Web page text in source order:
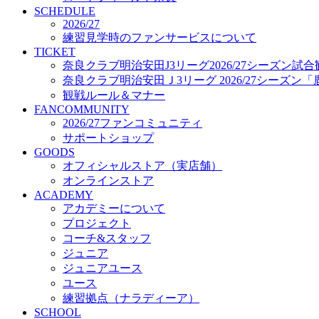
プロジェクト
コーチ&スタッフ
ジュニア
ジュニアユース
ユース
練習拠点（ナラディーア）
SCHOOL
CLUB
2026/27 パートナー企業
パートナー募集
クラブ理念
クラブ情報
サステナビリティ
Web制作支援
応援プロジェクト
SCHEDULE
2026/27
練習見学時のファンサービスについて
TICKET
奈良クラブ明治安田J3リーグ2026/27シーズン試合
奈良クラブ明治安田Ｊ3リーグ 2026/27シーズン「
観戦ルール＆マナー
FANCOMMUNITY
2026/27ファンコミュニティ
サポートショップ
GOODS
オフィシャルストア（実店舗）
オンラインストア
ACADEMY
アカデミーについて
プロジェクト
コーチ&スタッフ
ジュニア
ジュニアユース
ユース
練習拠点（ナラディーア）
SCHOOL